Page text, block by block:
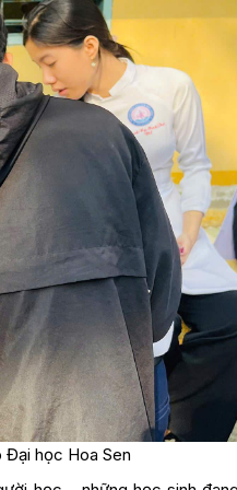
Đại học Hoa Sen